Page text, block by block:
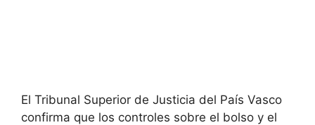
El Tribunal Superior de Justicia del País Vasco
confirma que los controles sobre el bolso y el